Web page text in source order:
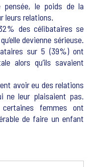
pensée, le poids de la
leurs relations.
des célibataires se
devienne sérieuse.
sur 5 (39%) ont
alors qu’ils savaient
avoir eu des relations
ne leur plaisaient pas.
femmes ont
de faire un enfant